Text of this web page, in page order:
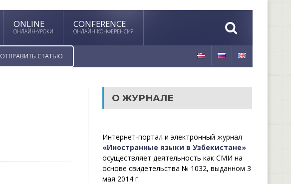
ONLINE
ОНЛАЙН-УРОКИ
CONFERENCE
ОНЛАЙН КОНФЕРЕНСИЯ
ОТПРАВИТЬ СТАТЬЮ
О ЖУРНАЛЕ
Интернет-портал и электронный журнал
«Иностранные языки в Узбекистане»
осуществляет деятельность как СМИ на
основе свидетельства № 1032, выданном 3
мая 2014 г.